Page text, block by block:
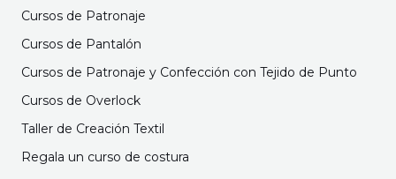
Cursos de Patronaje
Cursos de Pantalón
Cursos de Patronaje y Confección con Tejido de Punto
Cursos de Overlock
Taller de Creación Textil
Regala un curso de costura